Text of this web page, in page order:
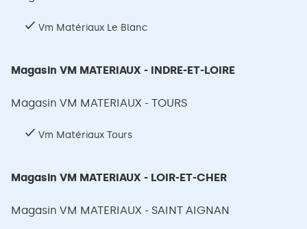
Vm Matériaux Le Blanc
Magasin VM MATERIAUX - INDRE-ET-LOIRE
Magasin VM MATERIAUX - TOURS
Vm Matériaux Tours
Magasin VM MATERIAUX - LOIR-ET-CHER
Magasin VM MATERIAUX - SAINT AIGNAN